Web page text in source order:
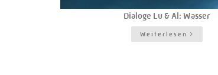
Dialoge Lu & Al: Wasser
Weiterlesen